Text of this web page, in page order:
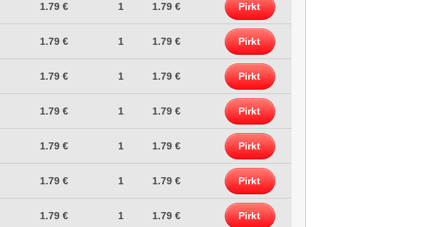
1.79 € 1 1.79 € Pirkt
1.79 € 1 1.79 € Pirkt
1.79 € 1 1.79 € Pirkt
1.79 € 1 1.79 € Pirkt
1.79 € 1 1.79 € Pirkt
1.79 € 1 1.79 € Pirkt
1.79 € 1 1.79 € Pirkt